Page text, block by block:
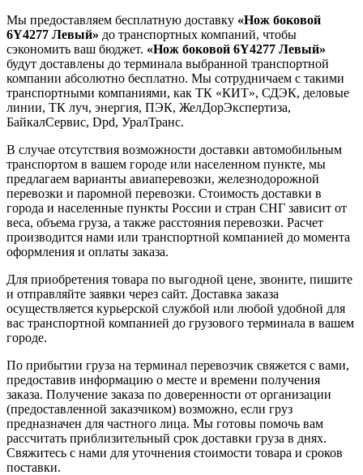
Мы предоставляем бесплатную доставку «Нож боковой
6Y4277 Левый» до транспортных компаний, чтобы
сэкономить ваш бюджет. «Нож боковой 6Y4277 Левый»
будут доставлены до терминала выбранной транспортной
компании абсолютно бесплатно. Мы сотрудничаем с такими
транспортными компаниями, как ТК «КИТ», СДЭК, деловые
линии, ТК луч, энергия, ПЭК, ЖелДорЭкспертиза,
БайкалСервис, Dpd, УралТранс.
В случае отсутствия возможности доставки автомобильным
транспортом в вашем городе или населенном пункте, мы
предлагаем варианты авиаперевозки, железнодорожной
перевозки и паромной перевозки. Стоимость доставки в
города и населенные пункты России и стран СНГ зависит от
веса, объема груза, а также расстояния перевозки. Расчет
производится нами или транспортной компанией до момента
оформления и оплаты заказа.
Для приобретения товара по выгодной цене, звоните, пишите
и отправляйте заявки через сайт. Доставка заказа
осуществляется курьерской службой или любой удобной для
вас транспортной компанией до грузового терминала в вашем
городе.
По прибытии груза на терминал перевозчик свяжется с вами,
предоставив информацию о месте и времени получения
заказа. Получение заказа по доверенности от организации
(предоставленной заказчиком) возможно, если груз
предназначен для частного лица. Мы готовы помочь вам
рассчитать приблизительный срок доставки груза в днях.
Свяжитесь с нами для уточнения стоимости товара и сроков
поставки.